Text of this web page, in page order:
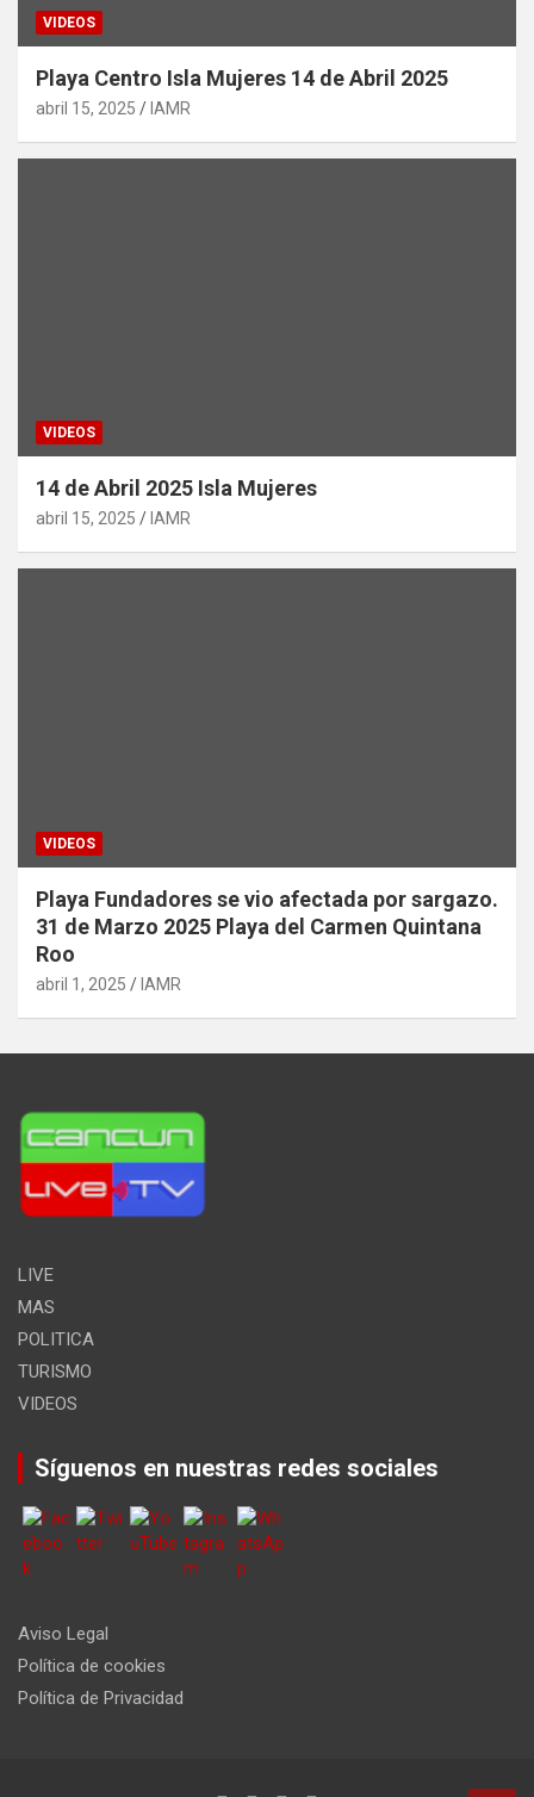
VIDEOS
Playa Centro Isla Mujeres 14 de Abril 2025
abril 15, 2025 IAMR
VIDEOS
14 de Abril 2025 Isla Mujeres
abril 15, 2025 IAMR
VIDEOS
Playa Fundadores se vio afectada por sargazo.
31 de Marzo 2025 Playa del Carmen Quintana
Roo
abril 1, 2025 IAMR
LIVE
MAS
POLITICA
TURISMO
VIDEOS
Síguenos en nuestras redes sociales
Aviso Legal
Política de cookies
Política de Privacidad